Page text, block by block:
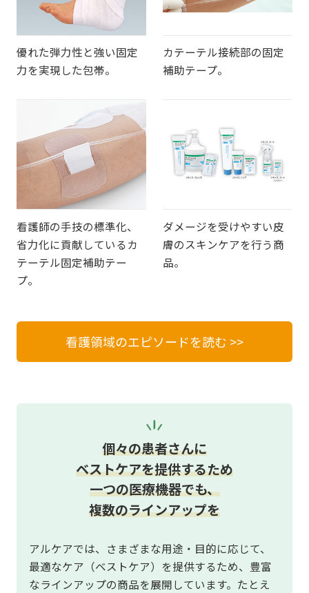
優れた弾力性と強い固定
力を実現した包帯。
カテーテル接続部の固定
補助テープ。
看護師の手技の標準化、
省力化に貢献しているカ
テーテル固定補助テー
プ。
ダメージを受けやすい皮
膚のスキンケアを行う商
品。
看護領域のエピソードを読む >>
個々の患者さんに
ベストケアを提供するため
一つの医療機器でも、
複数のラインアップを
アルケアでは、さまざまな用途・目的に応じて、
最適なケア（ベストケア）を提供するため、豊富
なラインアップの商品を展開しています。たとえ